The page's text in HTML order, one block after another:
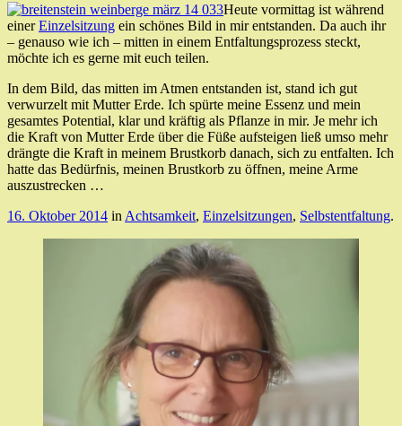
Heute vormittag ist während
einerEinzelsitzung ein schönes Bild in mir entstanden. Da auch ihr
– genauso wie ich – mitten in einem Entfaltungsprozess steckt,
möchte ich es gerne mit euch teilen.
In dem Bild, das mitten im Atmen entstanden ist, stand ich gut
verwurzelt mit Mutter Erde. Ich spürte meine Essenz und mein
gesamtes Potential, klar und kräftig als Pflanze in mir. Je mehr ich
die Kraft von Mutter Erde über die Füße aufsteigen ließ umso mehr
drängte die Kraft in meinem Brustkorb danach, sich zu entfalten. Ich
hatte das Bedürfnis, meinen Brustkorb zu öffnen, meine Arme
auszustrecken …
16. Oktober 2014 in Achtsamkeit, Einzelsitzungen, Selbstentfaltung.